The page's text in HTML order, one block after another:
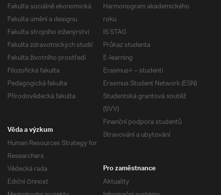
Fakulta sociálně ekonomická
Fakulta umění a designu
Fakulta strojního inženýrství
Fakulta zdravotnických studií
Fakulta životního prostředí
Filozofická fakulta
Pedagogická fakulta
Přírodovědecká fakulta
Harmonogram akademického
roku
IS STAG
Průkaz studenta
E-learning
Erasmus+ – studenti
Erasmus Student Network (ESN)
Studentská grantová soutěž
(SVV)
Finanční podpora studentů
Stravování a ubytování
Věda a výzkum
Human Resources Strategy for
Researchers
Vědecká rada
Ediční činnost
Pro zaměstnance
Aktuality